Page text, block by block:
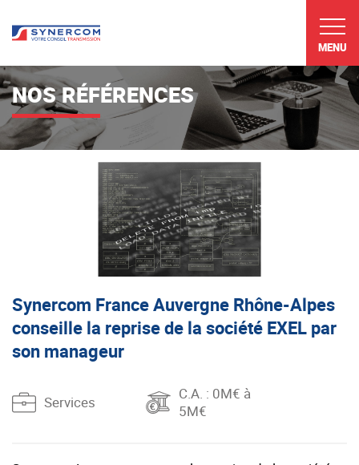
MENU
NOS RÉFÉRENCES
Synercom France Auvergne Rhône-Alpes
conseille la reprise de la société EXEL par
son manageur
Services C.A. : 0M€ à
5M€